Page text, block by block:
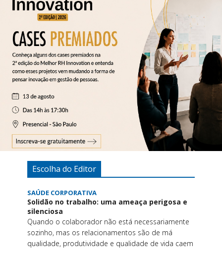
Escolha do Editor
SAÚDE CORPORATIVA
Solidão no trabalho: uma ameaça perigosa e
silenciosa
Quando o colaborador não está necessariamente
sozinho, mas os relacionamentos são de má
qualidade, produtividade e qualidade de vida caem